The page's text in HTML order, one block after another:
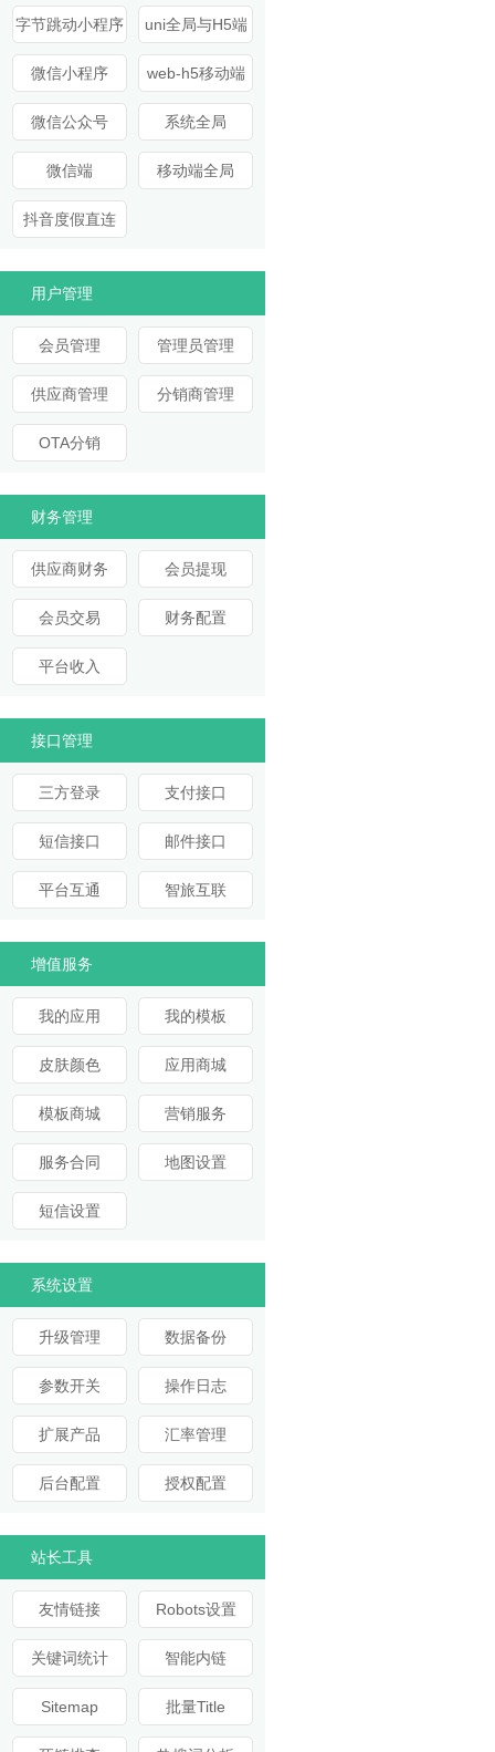
字节跳动小程序 uni全局与H5端
微信小程序 web-h5移动端
微信公众号 系统全局
微信端 移动端全局
抖音度假直连
用户管理
会员管理 管理员管理
供应商管理 分销商管理
OTA分销
财务管理
供应商财务 会员提现
会员交易 财务配置
平台收入
接口管理
三方登录 支付接口
短信接口 邮件接口
平台互通 智旅互联
增值服务
我的应用 我的模板
皮肤颜色 应用商城
模板商城 营销服务
服务合同 地图设置
短信设置
系统设置
升级管理 数据备份
参数开关 操作日志
扩展产品 汇率管理
后台配置 授权配置
站长工具
友情链接 Robots设置
关键词统计 智能内链
Sitemap 批量Title